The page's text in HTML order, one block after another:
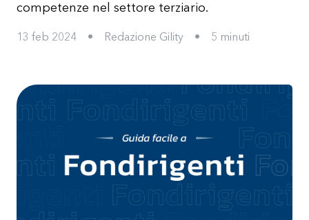
competenze nel settore terziario.
13 feb 2024 • Redazione Gility • 5 minuti